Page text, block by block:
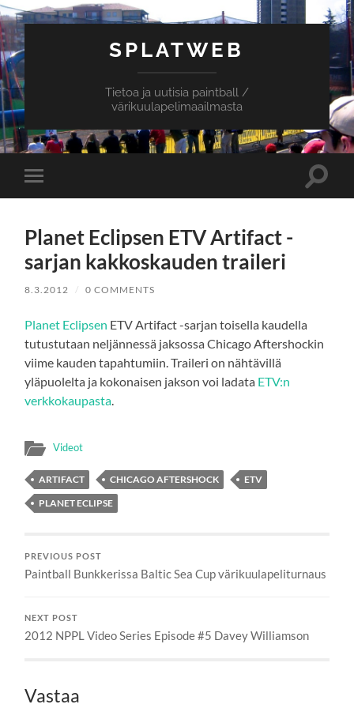
SPLATWEB
Tietoa ja uutisia paintball /
värikuulapelimaailmasta
Toggle
mobile
Toggle
Planet Eclipsen ETV Artifact -
sarjan kakkoskauden traileri
8.3.2012 / 0 COMMENTS
Planet Eclipsen ETV Artifact -sarjan toisella kaudella
tutustutaan neljännessä jaksossa Chicago Aftershockin
viime kauden tapahtumiin. Traileri on nähtävillä
yläpuolelta ja kokonaisen jakson voi ladata ETV:n
verkkokaupasta
Videot
ARTIFACT CHICAGO AFTERSHOCK
ETV
PLANET ECLIPSE
PREVIOUS POST
Paintball Bunkkerissa Baltic Sea Cup värikuulapeliturnaus
NEXT POST
2012 NPPL Video Series Episode #5 Davey Williamson
Vastaa